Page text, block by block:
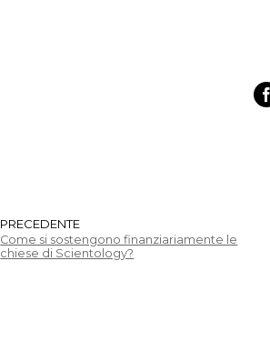
PRECEDENTE
Come si sostengono finanziariamente le
chiese di Scientology?